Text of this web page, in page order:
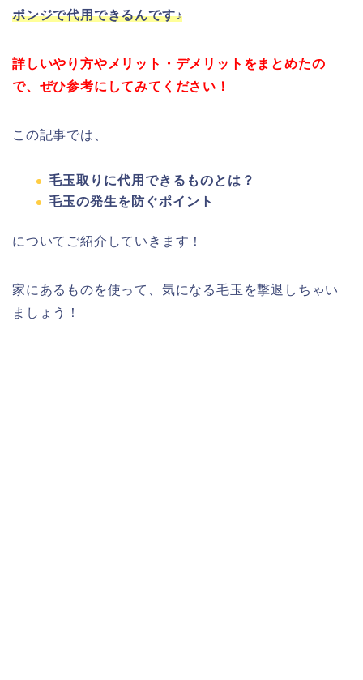
ポンジで代用できるんです♪
詳しいやり方やメリット・デメリットをまとめたの
で、ぜひ参考にしてみてください！
この記事では、
毛玉取りに代用できるものとは？
毛玉の発生を防ぐポイント
についてご紹介していきます！
家にあるものを使って、気になる毛玉を撃退しちゃい
ましょう！